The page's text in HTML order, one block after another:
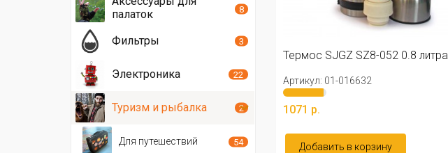
Термос SJGZ SZ8-052 0.8 литра
Артикул: 01-016632
1071 р.
Добавить в корзину
палаток
8
Фильтры 3
Электроника 22
Туризм и рыбалка 2
Для путешествий 54